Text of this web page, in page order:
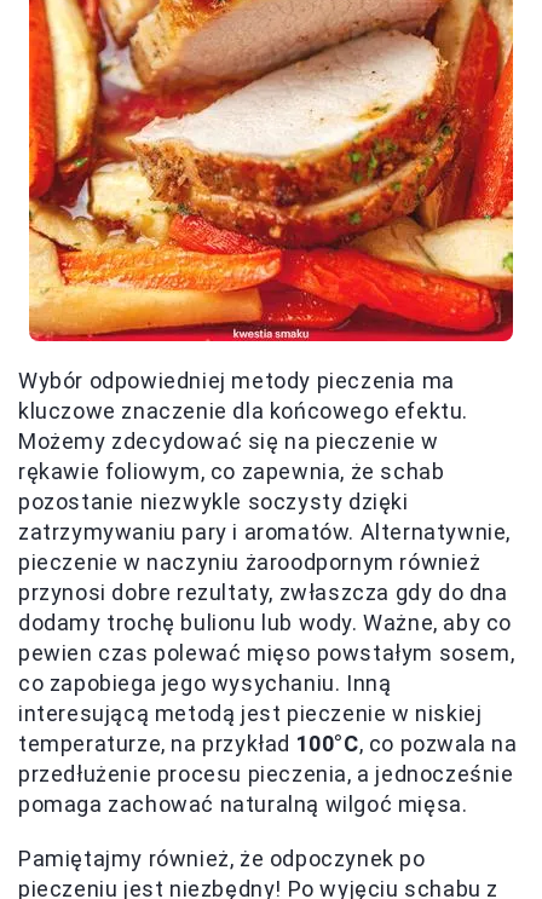
Wybór odpowiedniej metody pieczenia ma
kluczowe znaczenie dla końcowego efektu.
Możemy zdecydować się na pieczenie w
rękawie foliowym, co zapewnia, że schab
pozostanie niezwykle soczysty dzięki
zatrzymywaniu pary i aromatów. Alternatywnie,
pieczenie w naczyniu żaroodpornym również
przynosi dobre rezultaty, zwłaszcza gdy do dna
dodamy trochę bulionu lub wody. Ważne, aby co
pewien czas polewać mięso powstałym sosem,
co zapobiega jego wysychaniu. Inną
interesującą metodą jest pieczenie w niskiej
temperaturze, na przykład 100°C, co pozwala na
przedłużenie procesu pieczenia, a jednocześnie
pomaga zachować naturalną wilgoć mięsa.
Pamiętajmy również, że odpoczynek po
pieczeniu jest niezbędny! Po wyjęciu schabu z